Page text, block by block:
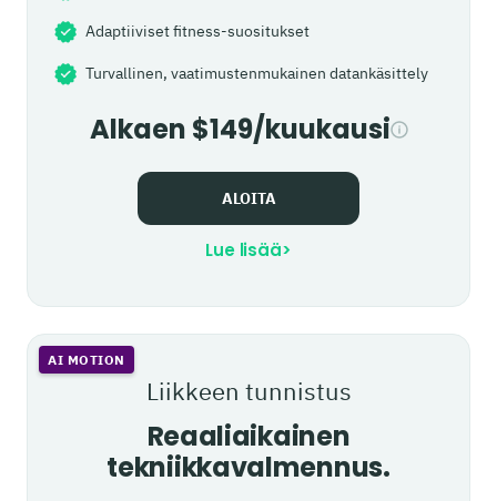
Adaptiiviset fitness-suositukset
Turvallinen, vaatimustenmukainen datankäsittely
Alkaen $149/kuukausi
ALOITA
Lue lisää>
AI MOTION
Liikkeen tunnistus
Reaaliaikainen
tekniikkavalmennus.